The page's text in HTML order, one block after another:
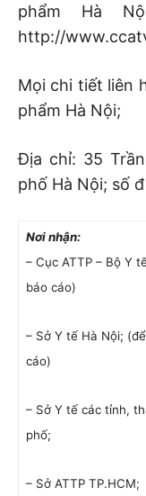
phẩm Hà
http://
Mọi chi tiết liên
phẩm Hà Nội;
Địa chỉ: 35
phố Hà Nội; số
Nơi nhận:
– Cục ATTP – Bộ Y
báo cáo)
– Sở Y tế Hà Nội;
cáo)
– Sở Y tế các tỉnh,
phố;
– Sở ATTP TP.HCM;